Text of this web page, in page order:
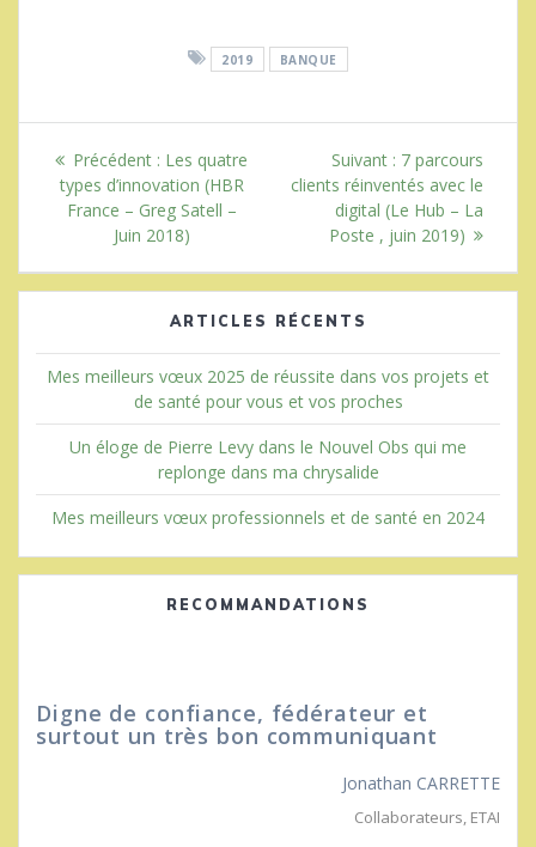
de business developer et
celle de business…
2019 BANQUE
Navigation
l’article
Précédent : Article
précédent
:
Les quatre
types d’innovation (HBR
France – Greg Satell –
Juin 2018)
Suivant : Article
suivant
:
7 parcours
clients réinventés avec le
digital (Le Hub – La
Poste , juin 2019)
ARTICLES RÉCENTS
Mes meilleurs vœux 2025 de réussite dans vos projets et
de santé pour vous et vos proches
Un éloge de Pierre Levy dans le Nouvel Obs qui me
replonge dans ma chrysalide
Mes meilleurs vœux professionnels et de santé en 2024
RECOMMANDATIONS
Digne de confiance, fédérateur et
surtout un très bon communiquant
Jonathan CARRETTE
Collaborateurs,ETAI